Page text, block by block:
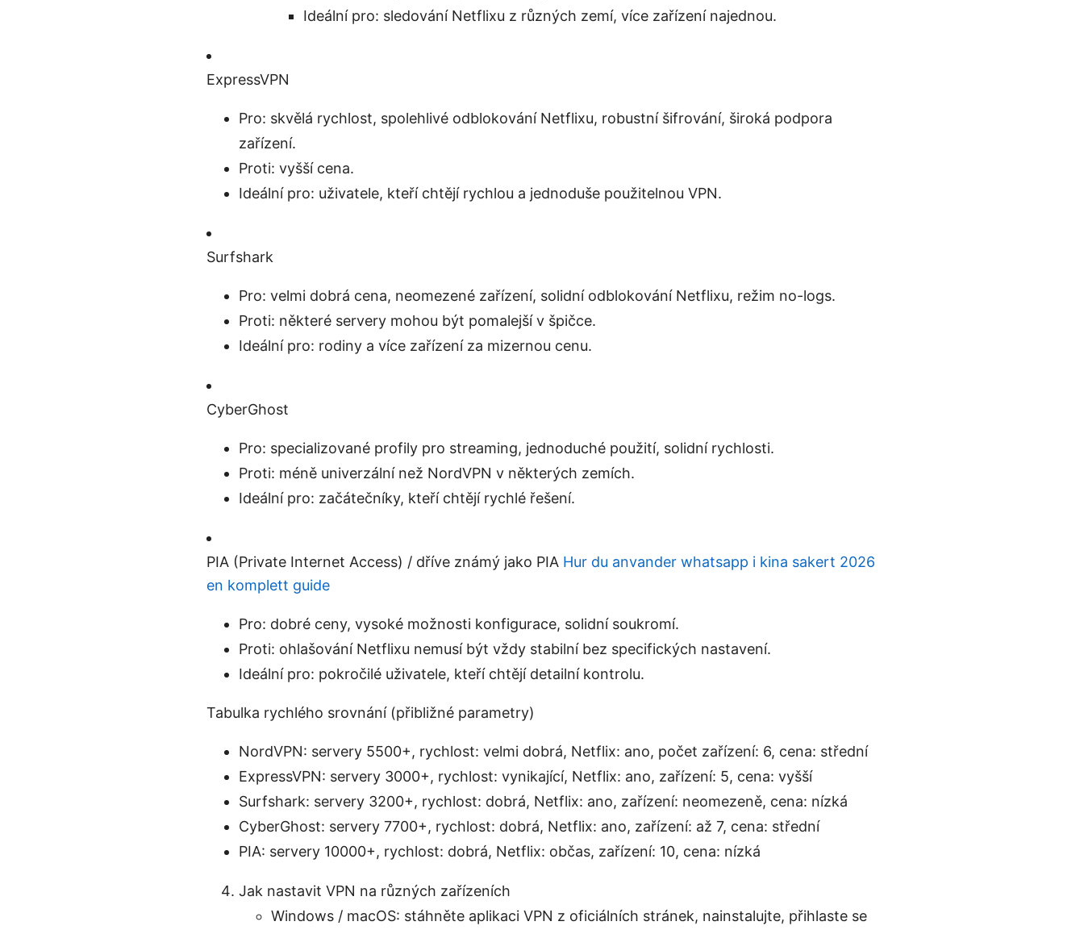
Ideální pro: sledování Netflixu z různých zemí, více zařízení najednou.
ExpressVPN
Pro: skvělá rychlost, spolehlivé odblokování Netflixu, robustní šifrování, široká podpora
zařízení.
Proti: vyšší cena.
Ideální pro: uživatele, kteří chtějí rychlou a jednoduše použitelnou VPN.
Surfshark
Pro: velmi dobrá cena, neomezené zařízení, solidní odblokování Netflixu, režim no-logs.
Proti: některé servery mohou být pomalejší v špičce.
Ideální pro: rodiny a více zařízení za mizernou cenu.
CyberGhost
Pro: specializované profily pro streaming, jednoduché použití, solidní rychlosti.
Proti: méně univerzální než NordVPN v některých zemích.
Ideální pro: začátečníky, kteří chtějí rychlé řešení.
PIA (Private Internet Access) / dříve známý jako PIA Hur du anvander whatsapp i kina sakert 2026
en komplett guide
Pro: dobré ceny, vysoké možnosti konfigurace, solidní soukromí.
Proti: ohlašování Netflixu nemusí být vždy stabilní bez specifických nastavení.
Ideální pro: pokročilé uživatele, kteří chtějí detailní kontrolu.
Tabulka rychlého srovnání (přibližné parametry)
NordVPN: servery 5500+, rychlost: velmi dobrá, Netflix: ano, počet zařízení: 6, cena: střední
ExpressVPN: servery 3000+, rychlost: vynikající, Netflix: ano, zařízení: 5, cena: vyšší
Surfshark: servery 3200+, rychlost: dobrá, Netflix: ano, zařízení: neomezeně, cena: nízká
CyberGhost: servery 7700+, rychlost: dobrá, Netflix: ano, zařízení: až 7, cena: střední
PIA: servery 10000+, rychlost: dobrá, Netflix: občas, zařízení: 10, cena: nízká
Jak nastavit VPN na různých zařízeních
Windows / macOS: stáhněte aplikaci VPN z oficiálních stránek, nainstalujte, přihlaste se